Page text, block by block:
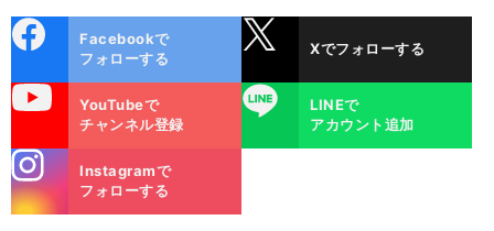
ok
Facebookで
フォローする
Xでフォローする
YouTubeで
チャンネル登録
LINE
LINEで
アカウント追加
m
Instagramで
フォローする